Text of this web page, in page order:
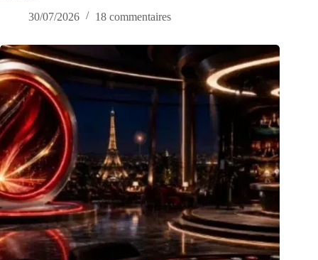
30/07/2026
18 commentaires